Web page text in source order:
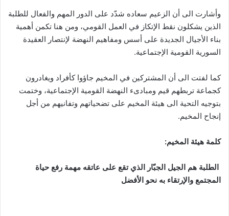
وأشارت الى أن الزعيم سعاده شدّد على الدور المهم والفعال للطلبة
الذين يشكلون نقط الإتكاز في العمل القومي، ومن هنا تكمن أهمية
بناء الأجيال الجديدة على أسس ومفاهيم النهضة لإنتصار العقيدة
السورية القومية الإجتماعية.
كما لفتت الى أن المشتركين في المخيم جاؤوا كأفراد ويغادرون
كجماعة تربطهم قيم ومبادىء النهضة القومية الإجتماعية، وختمت
بتوجيه التحية الى هيئة المخيم على تضحياتهم وتفانيهم من أجل
إنجاح المخيم.
كلمة هيئة المخيم:
الطلبة هم الجيل الجبّار الذي تقع على عاتقه مهمة رفع حياة
المجتمع والإرتقاء به نحو الأفضل